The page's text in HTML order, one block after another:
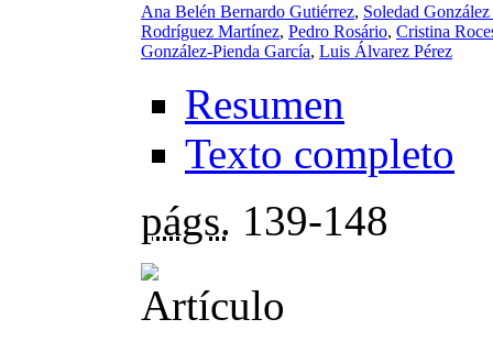
Ana Belén Bernardo Gutiérrez, Soledad
Rodríguez Martínez, Pedro Rosário, Cristina
González-Pienda García, Luis Álvarez Pérez
Resumen
Texto completo
págs. 139-148